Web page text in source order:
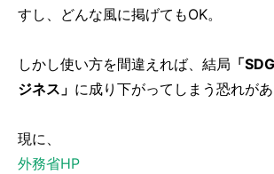
すし、どんな風に掲げてもOK。
しかし使い方を間違えれば、結局 「
ジネス」 に成り下がってしまう恐れがあ
現に、
外務省HP